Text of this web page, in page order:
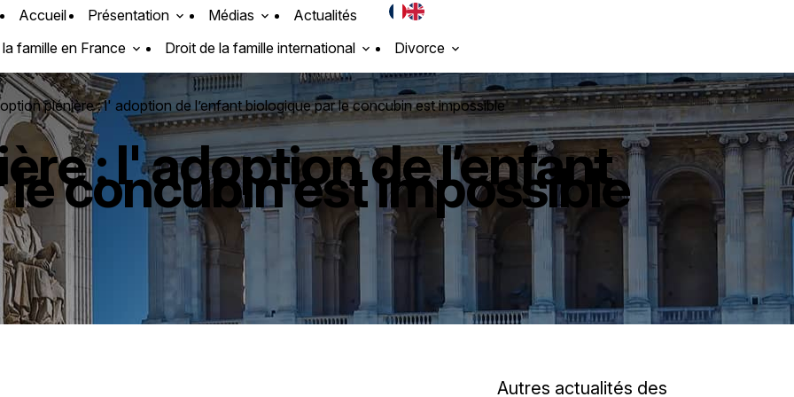
Accueil Présentation Médias
Actualités
famille en France
Droit de la famille international Divorce
plénière : l' adoption de l’enfant biologique par le concubin est impossible
: l' adoption de l’enfant
concubin est impossible
Autres actualités des